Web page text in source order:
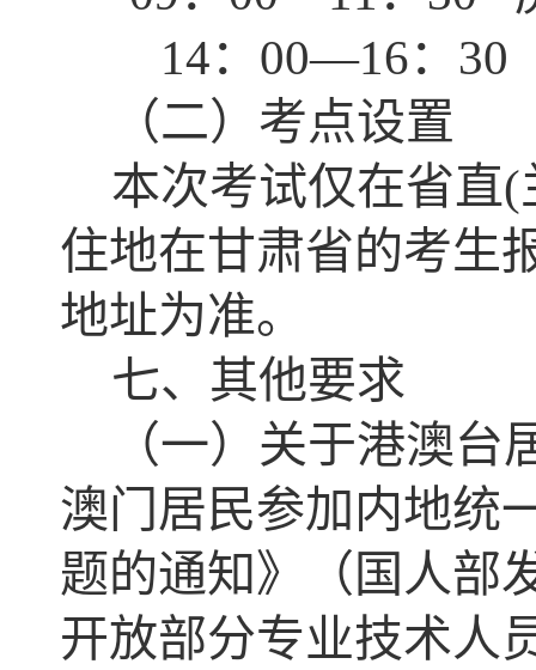
14：00—16：30
（二）考点设置
本次考试仅在省直
住地在甘肃省的考生
地址为准。
七、其他要求
（一）关于港澳
澳门居民参加内地统
题的通知》（国人部
开放部分专业技术人